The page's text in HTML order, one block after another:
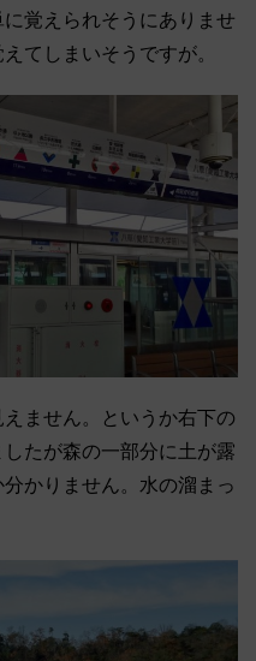
覚えられそうにありませ
てしまいそうですが。
ません。というか右下の
たが森の一部分に土が露
かりません。水の溜まっ